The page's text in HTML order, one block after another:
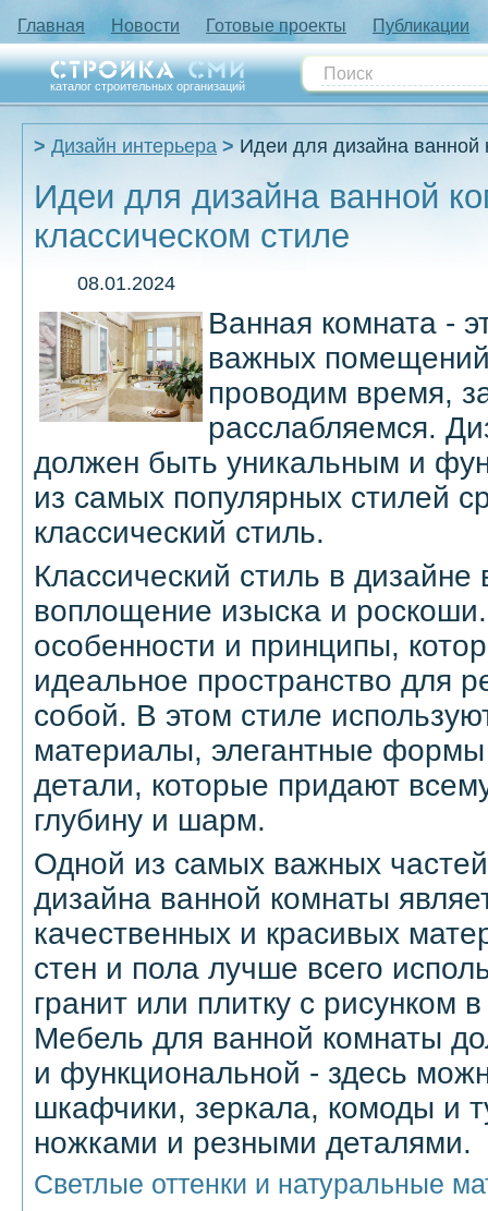
Главная Новости Готовые проекты Публикации
каталог строительных организаций
Дизайн интерьера Идеи для дизайна ванной
Идеи для дизайна ванной
классическом стиле
08.01.2024
Ванная комната -
важных
проводим время,
расслабляемся.
должен быть уникальным и
из самых популярных стилей
классический стиль.
Классический стиль в
воплощение изыска и
особенности и принципы,
идеальное пространство для
собой. В этом стиле
материалы, элегантные
детали, которые придают
глубину и шарм.
Одной из самых важных частей
дизайна ванной комнаты
качественных и красивых
стен и пола лучше всего
гранит или плитку с рисунком
Мебель для ванной комнаты
и функциональной - здесь
шкафчики, зеркала, комоды и
ножками и резными деталями.
Светлые оттенки и натуральные